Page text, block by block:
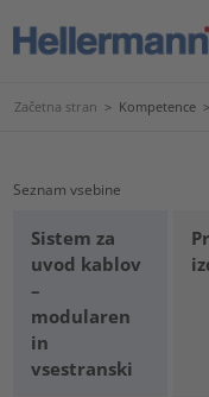
Začetna stran > Kompetence >
Seznam vsebine
Sistem za
uvod kablov
–
modularen
in
vsestranski